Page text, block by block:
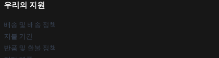
우리의 지원
배송 및 배송 정책
지불 기간
반품 및 환불 정책